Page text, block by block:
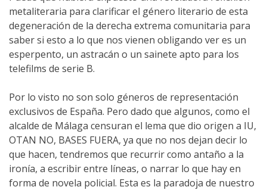
metaliteraria para clarificar el género literario de esta
degeneración de la derecha extrema comunitaria para
saber si esto a lo que nos vienen obligando ver es un
esperpento, un astracán o un sainete apto para los
telefilms de serie B.
Por lo visto no son solo géneros de representación
exclusivos de España. Pero dado que algunos, como el
alcalde de Málaga censuran el lema que dio origen a IU,
OTAN NO, BASES FUERA, ya que no nos dejan decir lo
que hacen, tendremos que recurrir como antaño a la
ironía, a escribir entre líneas, o narrar lo que hay en
forma de novela policial. Esta es la paradoja de nuestro